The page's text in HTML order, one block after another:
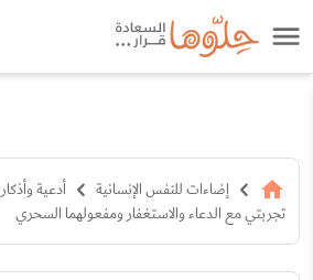
إضاءات للنفس الإنسانية
أدعية وأذكار
تجربتي مع الدعاء والاستغفار ومفعولهما السحري